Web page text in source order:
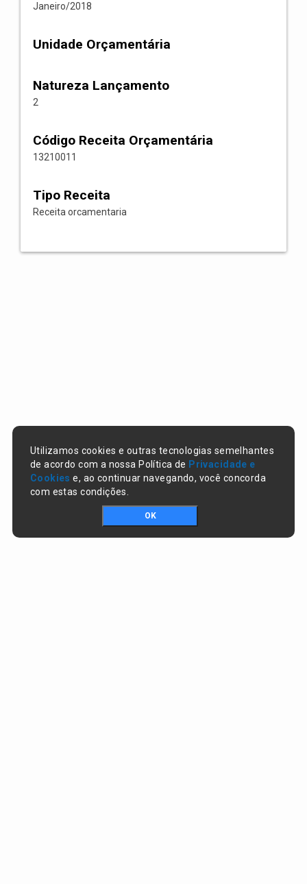
Janeiro/2018
Unidade Orçamentária
Natureza Lançamento
2
Código Receita Orçamentária
13210011
Tipo Receita
Receita orcamentaria
Utilizamos cookies e outras tecnologias semelhantes
de acordo com a nossa Política de Privacidade e
Cookies e, ao continuar navegando, você concorda
com estas condições.
OK